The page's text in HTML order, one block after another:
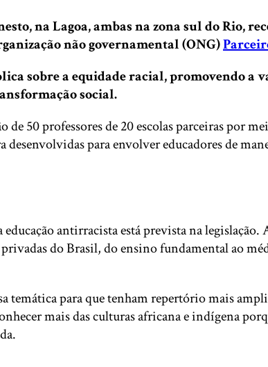
na Lagoa, ambas na zona sul do Rio,
não governamental (ONG)
sobre a equidade racial, promovendo a
social.
50 professores de 20 escolas parceiras por
para envolver educadores de
antirracista está prevista na legislação.
do Brasil, do ensino fundamental ao
temática para que tenham repertório mais
mais das culturas africana e indígena